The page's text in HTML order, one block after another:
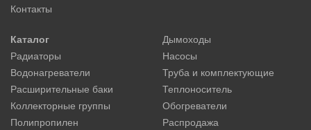
Контакты
Каталог
Дымоходы
Радиаторы
Насосы
Водонагреватели
Труба и комплектующие
Расширительные баки
Теплоноситель
Коллекторные группы
Обогреватели
Полипропилен
Распродажа